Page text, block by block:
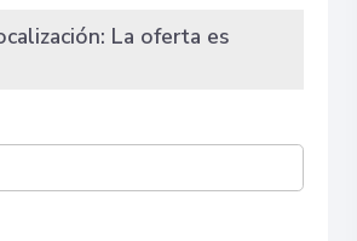
La oferta es